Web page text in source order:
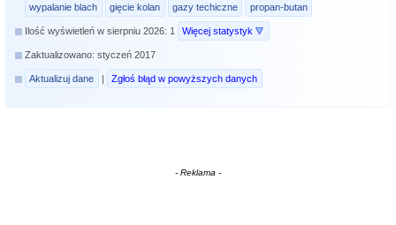
wypalanie blach gięcie kolan gazy techiczne propan-butan
Ilość wyświetleń w sierpniu 2026: 1 Więcej statystyk
Zaktualizowano: styczeń 2017
Aktualizuj dane | Zgłoś błąd w powyższych danych
- Reklama -